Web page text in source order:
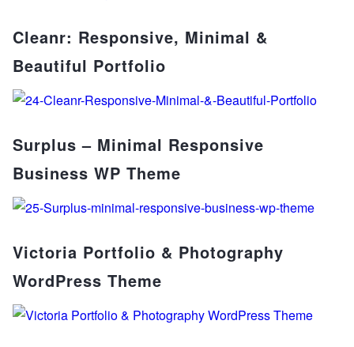
Cleanr: Responsive, Minimal &
Beautiful Portfolio
Surplus – Minimal Responsive
Business WP Theme
Victoria Portfolio & Photography
WordPress Theme